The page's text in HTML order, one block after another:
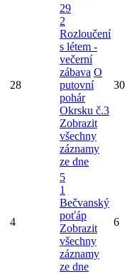
28
29
2
Rozloučení
s létem -
večerní
zábava O
putovní
pohár
Okrsku č.3
Zobrazit
všechny
záznamy
ze dne
30
4
5
1
Bečvanský
poťáp
Zobrazit
všechny
záznamy
ze dne
6